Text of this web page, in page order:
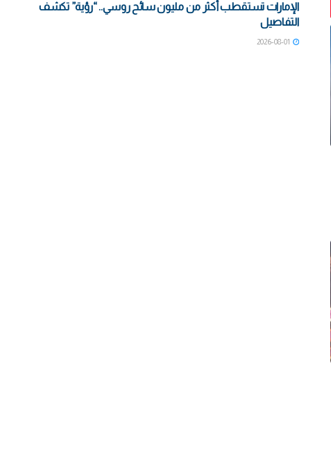
الإمارات تستقطب أكثر من مليون سائح روسي.. “رؤية” تكشف
التفاصيل